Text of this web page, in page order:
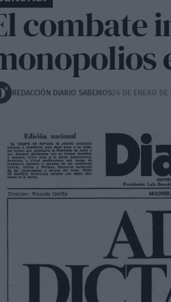
combate
REDACCIÓN DIARIO SABEMOS24 DE ENERO DE